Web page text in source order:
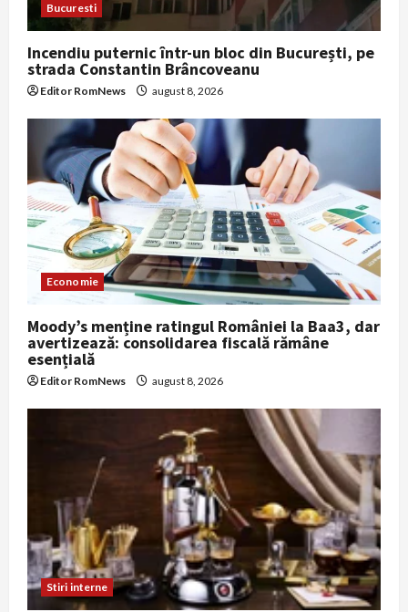
Bucuresti
Incendiu puternic într-un bloc din București, pe
strada Constantin Brâncoveanu
Editor RomNews august 8, 2026
Economie
Moody’s menține ratingul României la Baa3, dar
avertizează: consolidarea fiscală rămâne
esențială
Editor RomNews august 8, 2026
Stiri interne